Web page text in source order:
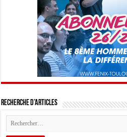
Recherche d’articles